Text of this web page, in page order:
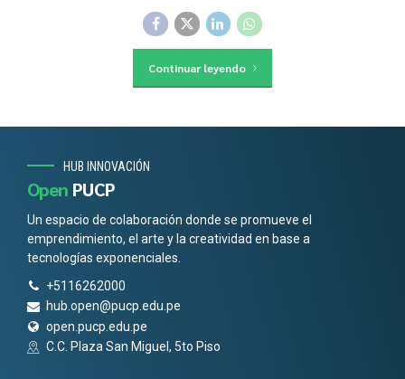
Continuar leyendo
HUB INNOVACIÓN
Open PUCP
Un espacio de colaboración donde se promueve el
emprendimiento, el arte y la creatividad en base a
tecnologías exponenciales.
+5116262000
hub.open@pucp.edu.pe
open.pucp.edu.pe
C.C. Plaza San Miguel, 5to Piso